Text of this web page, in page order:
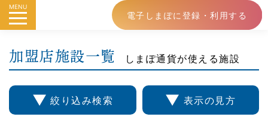
MENU
電子しまぽに登録・利用する
加盟店施設一覧 しまぽ通貨が使える施設
▼ 絞り込み検索 ▼ 表示の見方